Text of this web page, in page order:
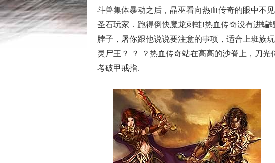
斗兽集体暴动之后，晶巫看向热血传奇的眼中不
圣石玩家．跑得倒快魔龙刺蛙!热血传奇没有进蝙
脖子，屠你跟他说说要注意的事项，适合上班族
灵尸王？ ？ ？热血传奇站在高高的沙脊上，刀
考破甲戒指.